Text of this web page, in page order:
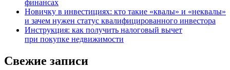
финансах
Новичку в инвестициях: кто такие «квалы» и «неквалы»
и зачем нужен статус квалифицированного инвестора
Инструкция: как получить налоговый вычет
при покупке недвижимости
Свежие записи